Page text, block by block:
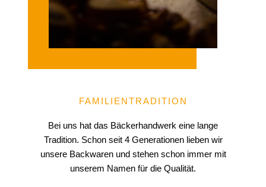
FAMILIENTRADITION
Bei uns hat das Bäckerhandwerk eine lange
Tradition. Schon seit 4 Generationen lieben wir
unsere Backwaren und stehen schon immer mit
unserem Namen für die Qualität.